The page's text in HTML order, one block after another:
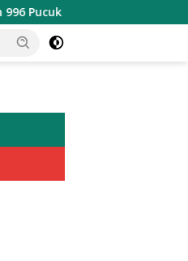
Senjata di Yayasan